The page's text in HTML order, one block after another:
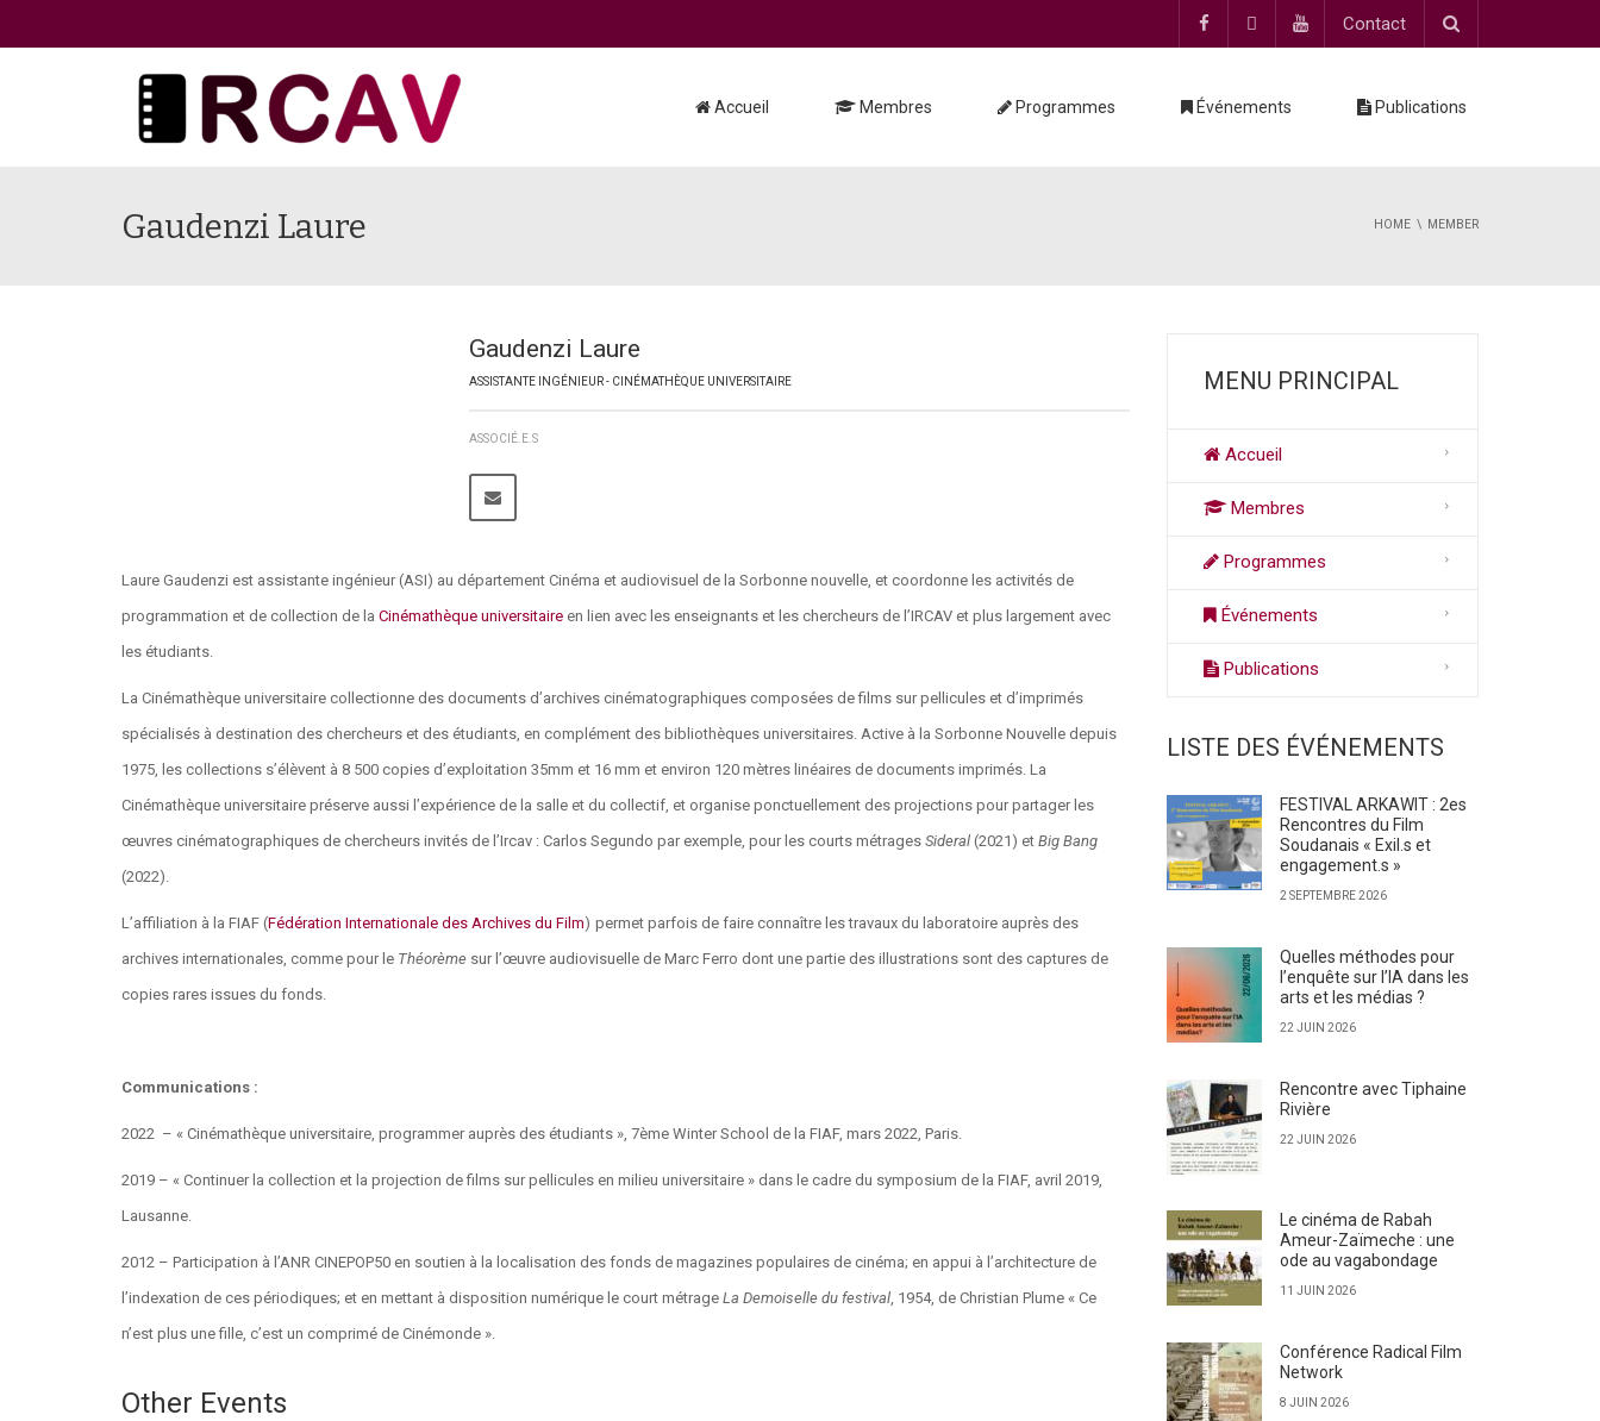
Contact
Accueil Membres Programmes Événements Publications
Gaudenzi Laure HOME MEMBER
Gaudenzi Laure
ASSISTANTE INGÉNIEUR - CINÉMATHÈQUE UNIVERSITAIRE
ASSOCIÉ.E.S
Laure Gaudenzi est assistante ingénieur (ASI) au département Cinéma et audiovisuel de la Sorbonne nouvelle, et coordonne les activités de
programmation et de collection de la Cinémathèque universitaire en lien avec les enseignants et les chercheurs de l’IRCAV et plus largement avec
les étudiants.
La Cinémathèque universitaire collectionne des documents d’archives cinématographiques composées de films sur pellicules et d’imprimés
spécialisés à destination des chercheurs et des étudiants, en complément des bibliothèques universitaires. Active à la Sorbonne Nouvelle depuis
1975, les collections s’élèvent à 8 500 copies d’exploitation 35mm et 16 mm et environ 120 mètres linéaires de documents imprimés. La
Cinémathèque universitaire préserve aussi l’expérience de la salle et du collectif, et organise ponctuellement des projections pour partager les
œuvres cinématographiques de chercheurs invités de l’Ircav : Carlos Segundo par exemple, pour les courts métrages Sideral (2021) et Big Bang
(2022).
L’affiliation à la FIAF (Fédération Internationale des Archives du Film) permet parfois de faire connaître les travaux du laboratoire auprès des
archives internationales, comme pour le Théorème sur l’œuvre audiovisuelle de Marc Ferro dont une partie des illustrations sont des captures de
copies rares issues du fonds.
Communications :
2022 – « Cinémathèque universitaire, programmer auprès des étudiants », 7ème Winter School de la FIAF, mars 2022, Paris.
2019 – « Continuer la collection et la projection de films sur pellicules en milieu universitaire » dans le cadre du symposium de la FIAF, avril 2019,
Lausanne.
2012 – Participation à l’ANR CINEPOP50 en soutien à la localisation des fonds de magazines populaires de cinéma; en appui à l’architecture de
l’indexation de ces périodiques; et en mettant à disposition numérique le court métrage La Demoiselle du festival, 1954, de Christian Plume « Ce
n’est plus une fille, c’est un comprimé de Cinémonde ».
Other Events
MENU PRINCIPAL
Accueil
Membres
Programmes
Événements
Publications
LISTE DES ÉVÉNEMENTS
FESTIVAL ARKAWIT : 2es
Rencontres du Film
Soudanais « Exil.s et
engagement.s »
2 SEPTEMBRE 2026
Quelles méthodes pour
l’enquête sur l’IA dans les
arts et les médias ?
22 JUIN 2026
Rencontre avec Tiphaine
Rivière
22 JUIN 2026
Le cinéma de Rabah
Ameur-Zaïmeche : une
ode au vagabondage
11 JUIN 2026
Conférence Radical Film
Network
8 JUIN 2026